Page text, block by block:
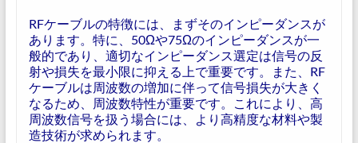
RFケーブルの特徴には、まずそのインピーダンスが
あります。特に、50Ωや75Ωのインピーダンスが一
般的であり、適切なインピーダンス選定は信号の反
射や損失を最小限に抑える上で重要です。また、RF
ケーブルは周波数の増加に伴って信号損失が大きく
なるため、周波数特性が重要です。これにより、高
周波数信号を扱う場合には、より高精度な材料や製
造技術が求められます。